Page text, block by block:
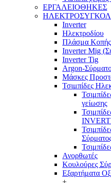
ΕΡΓΑΛΕΙΟΘΗΚΕΣ
Inverter
Ηλεκτροδίου
Πλάσμα
Inverter Mig
Inverter Tig
Argon-
Μάσκες
Τσιμπίδες
γείωσης
Ανορθωτές
Κουλούρες
Εξαρτήματα